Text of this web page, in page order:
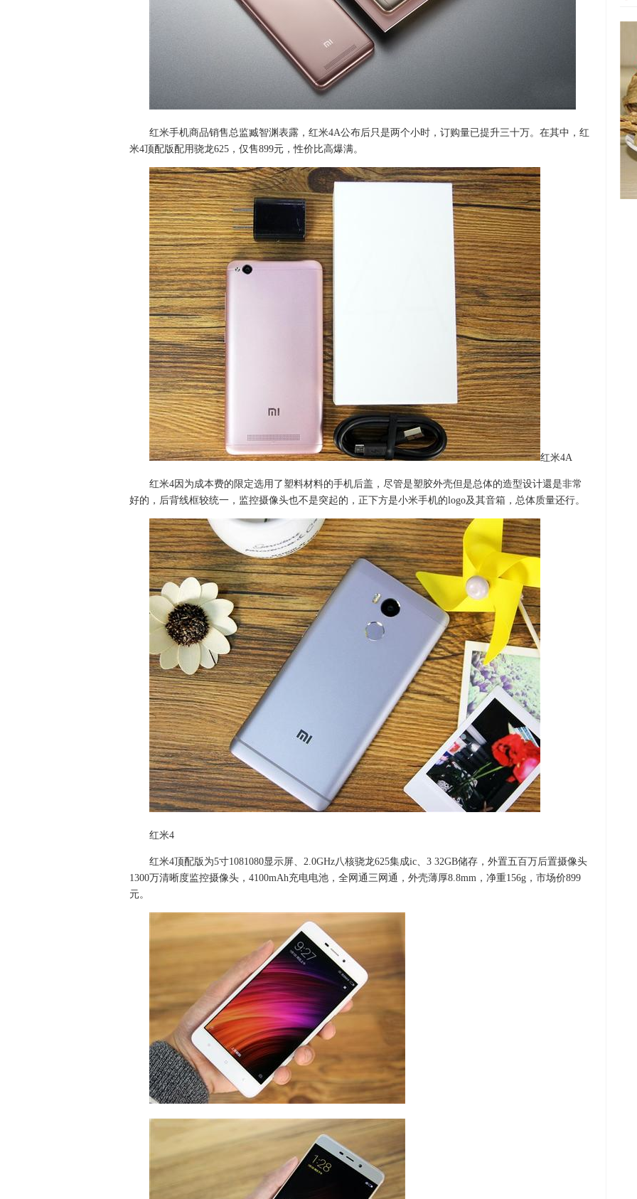
红米手机商品销售总监臧智渊表露，红米4A公布后只是两个小时，订购量已提升三十万。 在其中，红
米4顶配版配用骁龙625，仅售899元，性价比高爆满。
红米4A
红米4因为成本费的限定选用了塑料材料的手机后盖，尽管是塑胶外壳但是总体的造型设计還是非常
好的，后背线框较统一，监控摄像头也不是突起的，正下方是小米手机的logo及其音箱，总体质量还行。
红米4
红米4顶配版为5寸1081080显示屏、2.0GHz八核骁龙625集成ic、3 32GB储存，外置五百万后置摄像头
1300万清晰度监控摄像头，4100mAh充电电池，全网通三网通，外壳薄厚8.8mm，净重156g，市场价899
元。